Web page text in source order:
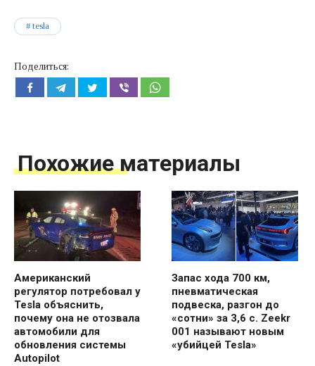
tesla
Поделиться:
Похожие материалы
Американский
регулятор потребовал у
Tesla объяснить,
почему она не отозвала
автомобили для
обновления системы
Autopilot
Запас хода 700 км,
пневматическая
подвеска, разгон до
«сотни» за 3,6 с. Zeekr
001 называют новым
«убийцей Tesla»